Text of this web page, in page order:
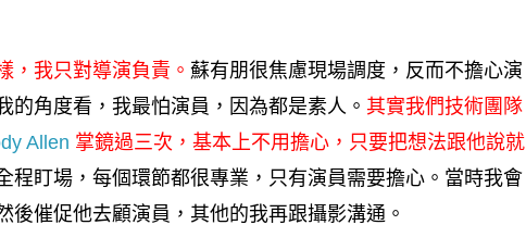
，我只對導演負責。 蘇有朋很焦慮現場調度，反而不擔心演
的角度看，我最怕演員，因為都是素人。 其實我們技術團隊
Allen 掌鏡過三次，基本上不用擔心，只要把想法跟他說就
程盯場，每個環節都很專業，只有演員需要擔心。當時我會
後催促他去顧演員，其他的我再跟攝影溝通。